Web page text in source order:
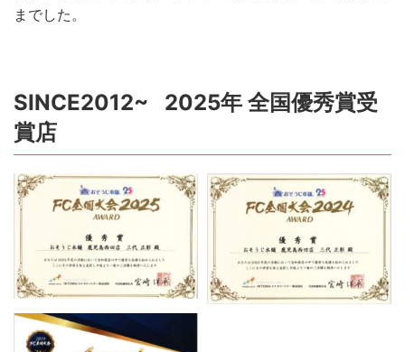
までした。
SINCE2012~ 2025年 全国優秀賞受
賞店